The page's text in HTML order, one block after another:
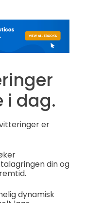
i dag.
er
din og
dynamisk